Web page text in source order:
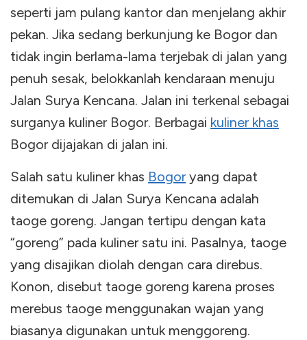
seperti jam pulang kantor dan menjelang akhir
pekan. Jika sedang berkunjung ke Bogor dan
tidak ingin berlama-lama terjebak di jalan yang
penuh sesak, belokkanlah kendaraan menuju
Jalan Surya Kencana. Jalan ini terkenal sebagai
surganya kuliner Bogor. Berbagai kuliner khas
Bogor dijajakan di jalan ini.
Salah satu kuliner khas Bogoryang dapat
ditemukan di Jalan Surya Kencana adalah
taoge goreng. Jangan tertipu dengan kata
“goreng” pada kuliner satu ini. Pasalnya, taoge
yang disajikan diolah dengan cara direbus.
Konon, disebut taoge goreng karena proses
merebus taoge menggunakan wajan yang
biasanya digunakan untuk menggoreng.